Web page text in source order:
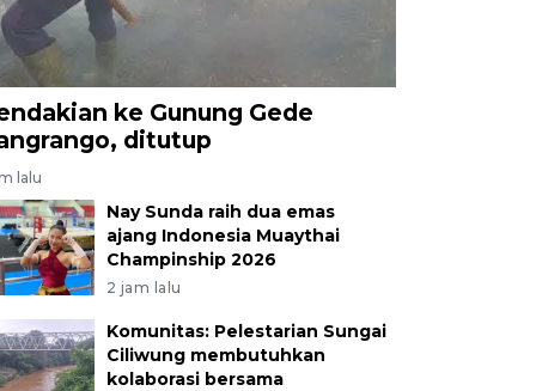
ke Gunung Gede
ditutup
lalu
Nay Sunda raih dua emas
ajang Indonesia Muaythai
Champinship 2026
2 jam lalu
Komunitas: Pelestarian Sungai
Ciliwung membutuhkan
kolaborasi bersama